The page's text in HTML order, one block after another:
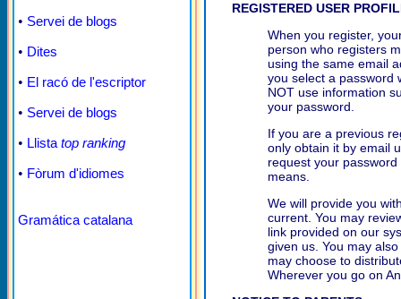
• Servei de blogs
• Dites
• El racó de l'escriptor
• Servei de blogs
• Llista top ranking
• Fòrum d'idiomes
Gramática catalana
REGISTERED USER
When you register,
person who registers
using the same email
you select a password
NOT use information
your password.
If you are a previous
only obtain it by email
request your
means.
We will provide you
current. You may
link provided on our
given us. You may
may choose to
Wherever you go on